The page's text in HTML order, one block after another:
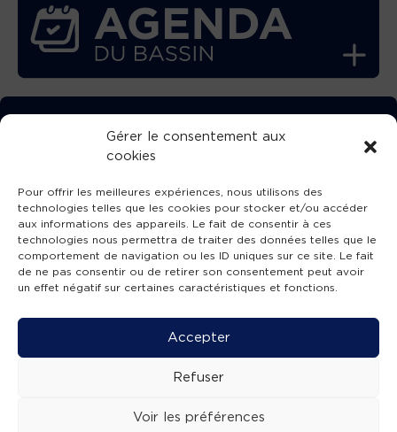
Gérer le consentement aux
cookies
Pour offrir les meilleures expériences, nous utilisons des
technologies telles que les cookies pour stocker et/ou accéder
aux informations des appareils. Le fait de consentir à ces
technologies nous permettra de traiter des données telles que le
comportement de navigation ou les ID uniques sur ce site. Le fait
de ne pas consentir ou de retirer son consentement peut avoir
un effet négatif sur certaines caractéristiques et fonctions.
Accepter
Refuser
Voir les préférences
TÉLÉCHARGEZ GRATUITEMENT
L’APPLICATION TVBA !
SUIVEZ-NOUS !
Mentions légales -Accessibilité